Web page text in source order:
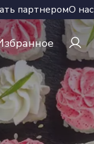
партнеромО нас